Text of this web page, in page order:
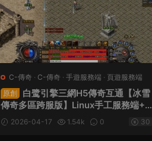
C-傳奇 · C-傳奇 · 手遊服務端 · 頁遊服務端
原創
白鹭引擎三網H5傳奇互通【冰雪
傳奇多區跨服版】Linux手工服務端+G
M後台+視頻架設教程
2026-04-17 1.54k 0 30